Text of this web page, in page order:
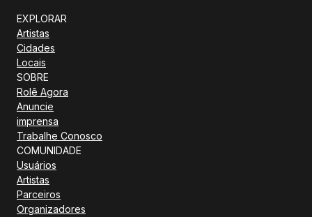
EXPLORAR
Artistas
Cidades
Locais
SOBRE
Rolê Agora
Anuncie
imprensa
Trabalhe Conosco
COMUNIDADE
Usuários
Artistas
Parceiros
Organizadores